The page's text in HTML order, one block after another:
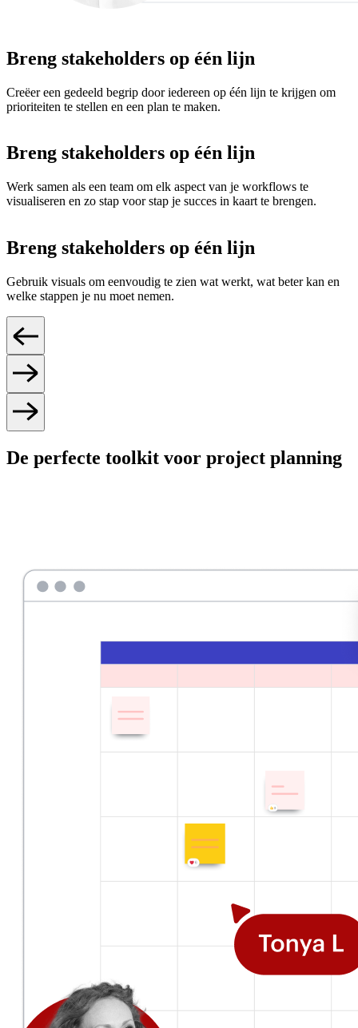
Breng stakeholders op één lijn
Creëer een gedeeld begrip door iedereen op één lijn te krijgen om
prioriteiten te stellen en een plan te maken.
Breng stakeholders op één lijn
Werk samen als een team om elk aspect van je workflows te
visualiseren en zo stap voor stap je succes in kaart te brengen.
Breng stakeholders op één lijn
Gebruik visuals om eenvoudig te zien wat werkt, wat beter kan en
welke stappen je nu moet nemen.
De perfecte toolkit voor project planning